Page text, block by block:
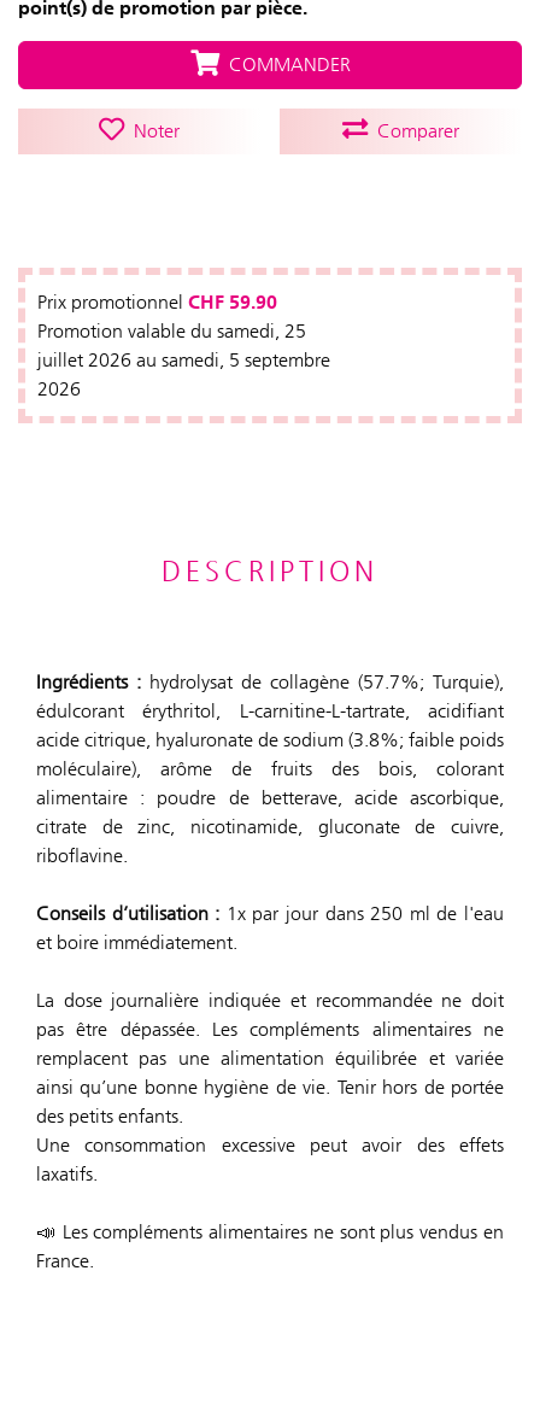
point(s) de promotion par pièce.
COMMANDER
Noter Comparer
Prix promotionnel CHF 59.90
Promotion valable du samedi, 25
juillet 2026 au samedi, 5 septembre
2026
DESCRIPTION
Ingrédients : hydrolysat de collagène (57.7%; Turquie),
édulcorant érythritol, L-carnitine-L-tartrate, acidifiant
acide citrique, hyaluronate de sodium (3.8%; faible poids
moléculaire), arôme de fruits des bois, colorant
alimentaire : poudre de betterave, acide ascorbique,
citrate de zinc, nicotinamide, gluconate de cuivre,
riboflavine.
Conseils d’utilisation : 1x par jour dans 250 ml de l'eau
et boire immédiatement.
La dose journalière indiquée et recommandée ne doit
pas être dépassée. Les compléments alimentaires ne
remplacent pas une alimentation équilibrée et variée
ainsi qu’une bonne hygiène de vie. Tenir hors de portée
des petits enfants.
Une consommation excessive peut avoir des effets
laxatifs.
📣 Les compléments alimentaires ne sont plus vendus en
France.